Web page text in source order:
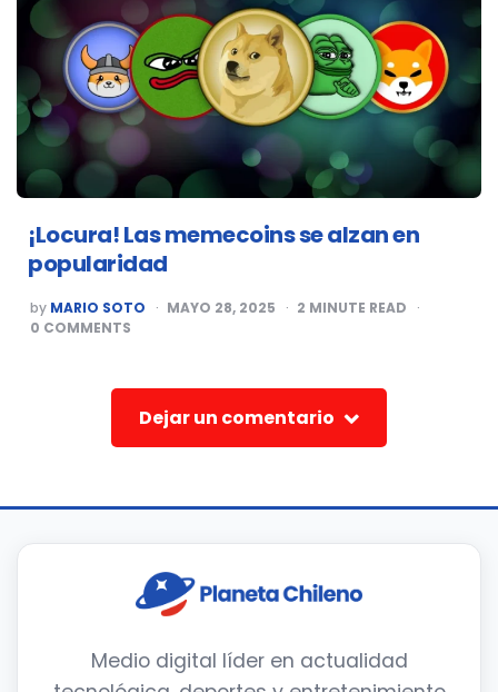
¡Locura! Las memecoins se alzan en
popularidad
POSTED
BY
by MARIO SOTO MAYO 28, 2025 2 MINUTE READ
0 COMMENTS
Dejar un comentario
Medio digital líder en actualidad